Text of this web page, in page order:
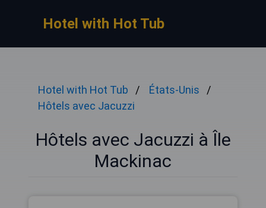
Hotel with Hot Tub
Hotel with Hot Tub
États-Unis
Hôtels avec Jacuzzi
Hôtels avec Jacuzzi à Île
Mackinac